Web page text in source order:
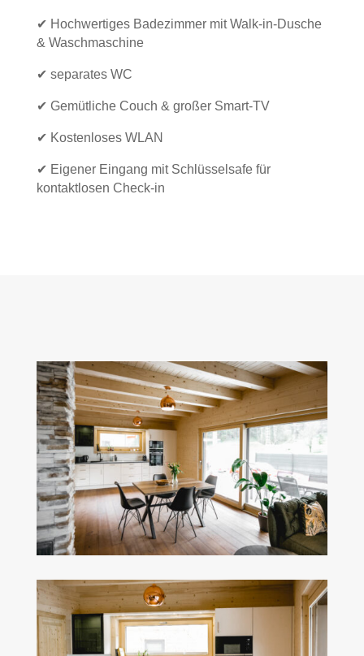
✔ Hochwertiges Badezimmer mit Walk-in-Dusche
& Waschmaschine
✔ separates WC
✔ Gemütliche Couch & großer Smart-TV
✔ Kostenloses WLAN
✔ Eigener Eingang mit Schlüsselsafe für
kontaktlosen Check-in